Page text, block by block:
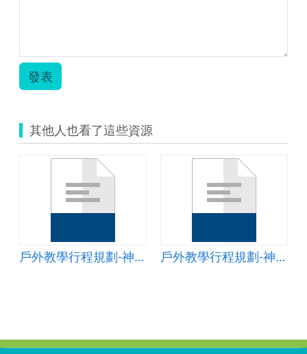
發表
其他人也看了這些資源
戶外教學行程規劃-神鷹瀑布周邊(溪流生態-蕈菇-木棉與蝴蝶-生物消長-地質形成) 戶外教學行程規劃-神鷹瀑布周邊(溪流生態-蕈菇-木棉與蝴蝶-生物消長-地質形成)